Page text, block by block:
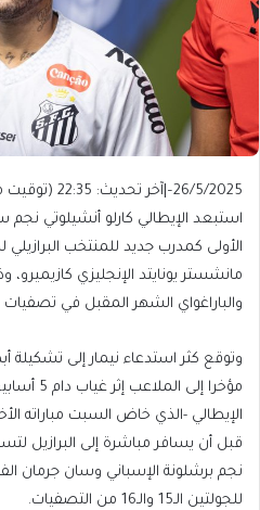
26/5/2025
– آخر تحديث: 22:35 (توقيت مكة)
استبعد الإيطالي كارلو أنشيلوتي
الأولى كمدرب جديد للمنتخب
مانشستر يونايتد الإنجليزي كازيميرو،
والباراغواي الشهر المقبل في تصفيات
مؤخرا
الإيطالي -الذي خاض السبت مباراته
قبل أن يسافر مباشرة إلى البرازيل
نجم برشلونة الإسباني وسان جرمان
للجولتين الـ15 والـ16 من التصفيات.